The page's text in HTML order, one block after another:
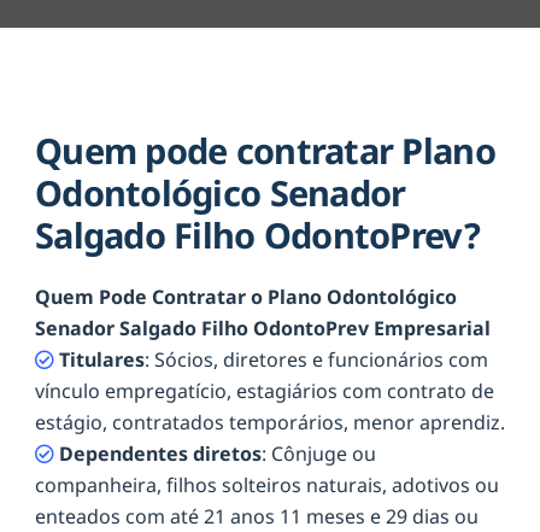
Quem pode contratar Plano
Odontológico Senador
Salgado Filho OdontoPrev?
Quem Pode Contratar o Plano Odontológico
Senador Salgado Filho OdontoPrev Empresarial
Titulares: Sócios, diretores e funcionários com
vínculo empregatício, estagiários com contrato de
estágio, contratados temporários, menor aprendiz.
Dependentes diretos: Cônjuge ou
companheira, filhos solteiros naturais, adotivos ou
enteados com até 21 anos 11 meses e 29 dias ou